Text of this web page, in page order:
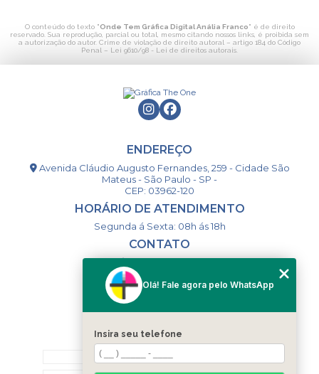
O conteúdo do texto "Onde Tem Gráfica Digital Anália Franco" é de direito
reservado. Sua reprodução, parcial ou total, mesmo citando nossos links, é proibida sem
a autorização do autor. Crime de violação de direito autoral – artigo 184 do Código
Penal – Lei 9610/98 - Lei de direitos autorais
ENDEREÇO
Avenida Cláudio Augusto Fernandes, 259 - Cidade São
Mateus - São Paulo - SP -
CEP: 03962-120
HORÁRIO DE ATENDIMENTO
Segunda á Sexta: 08h ás 18h
CONTATO
(11) 98993-9556
togsm1@gmail.com
MENU
HOME
Olá! Fale agora pelo WhatsApp
Insira seu telefone